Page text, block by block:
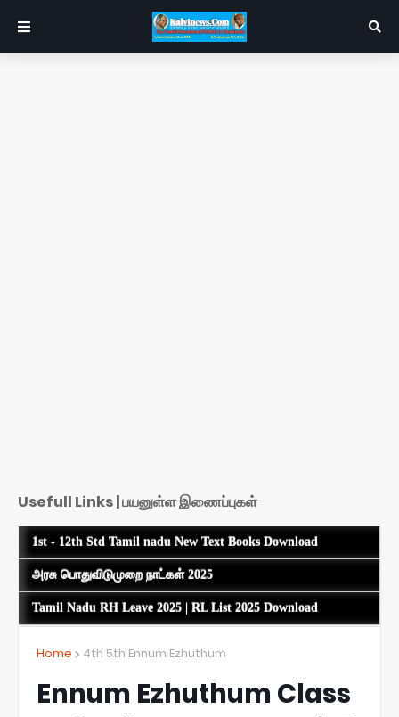
Usefull Links | பயனுள்ள இணைப்புகள்
1st - 12th Std Tamil nadu New Text Books Download
அரசு பொதுவிடுமுறை நாட்கள் 2025
Tamil Nadu RH Leave 2025 | RL List 2025 Download
Home 4th 5th Ennum Ezhuthum
Ennum Ezhuthum Class